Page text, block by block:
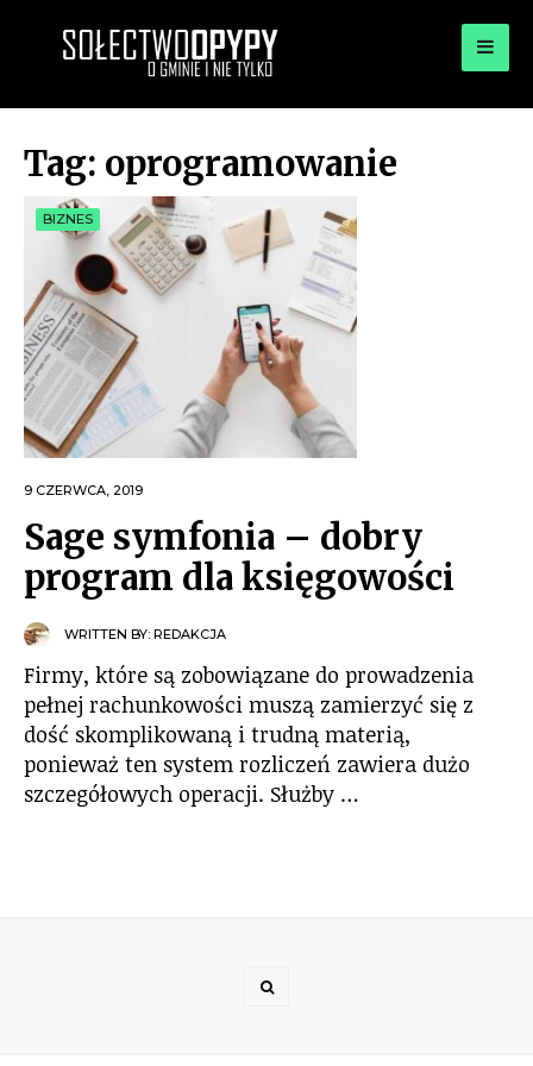
OPYPY.PL
Tag: oprogramowanie
BIZNES
9 CZERWCA, 2019
Sage symfonia – dobry
program dla księgowości
WRITTEN BY: REDAKCJA
Firmy, które są zobowiązane do prowadzenia
pełnej rachunkowości muszą zamierzyć się z
dość skomplikowaną i trudną materią,
ponieważ ten system rozliczeń zawiera dużo
szczegółowych operacji. Służby …